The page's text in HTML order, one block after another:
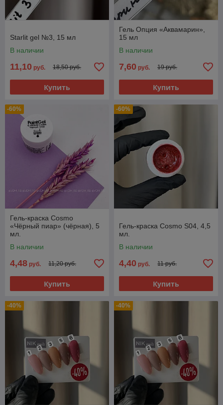
Starlit gel №3, 15 мл
В наличии
11,10 руб. 18,50 руб.
Купить
Гель Опция «Аквамарин»,
15 мл
В наличии
7,60 руб. 19 руб.
Купить
-60%
Гель-краска Cosmo
«Чёрный пиар» (чёрная), 5
мл.
В наличии
4,48 руб. 11,20 руб.
Купить
-60%
Гель-краска Cosmo S04, 4,5
мл.
В наличии
4,40 руб. 11 руб.
Купить
-40% -40%